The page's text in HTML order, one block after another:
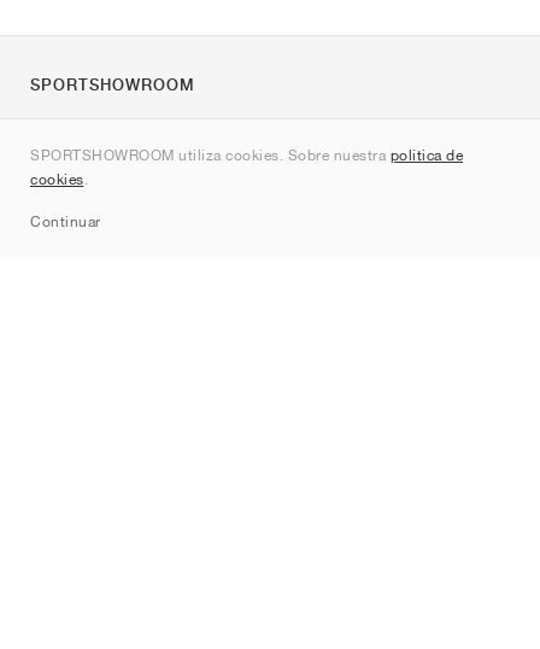
SPORTSHOWROOM utiliza cookies. Sobre nuestra política de
cookies.
Continuar
SPORTSHOWROOM
Contacto
Sitemap